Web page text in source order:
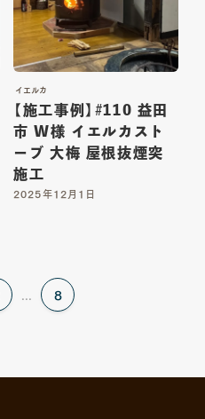
イエルカ
【施工事例】#110 益田
市 W様 イエルカスト
ーブ 大梅 屋根抜煙突
施工
2025年12月1日
8